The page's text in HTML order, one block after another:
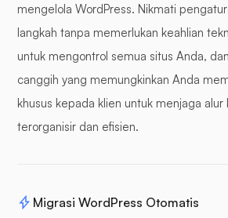
mengelola WordPress. Nikmati
langkah tanpa memerlukan keahlian
untuk mengontrol semua situs Anda,
canggih yang memungkinkan Anda
khusus kepada klien untuk menjaga
terorganisir dan efisien.
Migrasi WordPress Otomatis